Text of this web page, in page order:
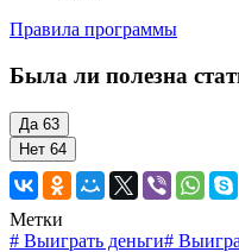
Правила программы
Была ли полезна
Да 63
Нет 64
Метки
# Выиграть деньги#